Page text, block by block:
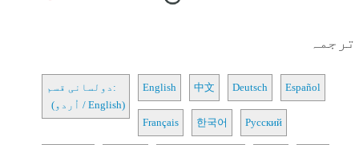
ترجمہ
دولسانی قسم:
(اُردو / English)
English 中文 Deutsch Español
Français 한국어 Русский